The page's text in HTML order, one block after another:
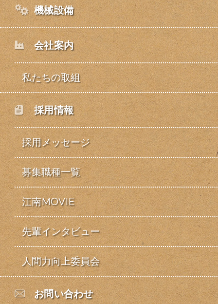
機械設備
会社案内
私たちの取組
採用情報
採用メッセージ
募集職種一覧
江南MOVIE
先輩インタビュー
人間力向上委員会
お問い合わせ